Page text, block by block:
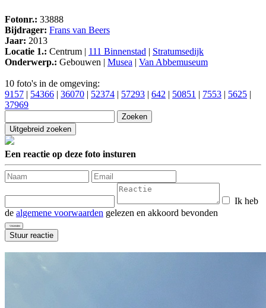
Fotonr.: 33888
Bijdrager: Frans van Beers
Jaar: 2013
Locatie 1.: Centrum | 111 Binnenstad | Stratumsedijk
Onderwerp.: Gebouwen | Musea | Van Abbemuseum
10 foto's in de omgeving:
9157 | 54366 | 36070 | 52374 | 57293 | 642 | 50851 | 7553 | 5625 |
37969
Een reactie op deze foto insturen
Ik heb
de algemene voorwaarden gelezen en akkoord bevonden